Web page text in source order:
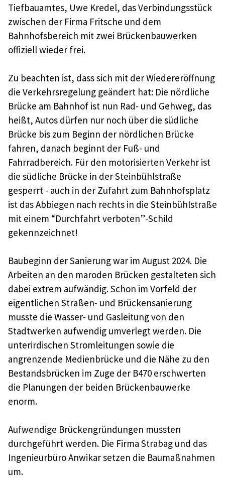
Tiefbauamtes, Uwe Kredel, das Verbindungsstück
zwischen der Firma Fritsche und dem
Bahnhofsbereich mit zwei Brückenbauwerken
offiziell wieder frei.
Zu beachten ist, dass sich mit der Wiedereröffnung
die Verkehrsregelung geändert hat: Die nördliche
Brücke am Bahnhof ist nun Rad- und Gehweg, das
heißt, Autos dürfen nur noch über die südliche
Brücke bis zum Beginn der nördlichen Brücke
fahren, danach beginnt der Fuß- und
Fahrradbereich. Für den motorisierten Verkehr ist
die südliche Brücke in der Steinbühlstraße
gesperrt - auch in der Zufahrt zum Bahnhofsplatz
ist das Abbiegen nach rechts in die Steinbühlstraße
mit einem “Durchfahrt verboten”-Schild
gekennzeichnet!
Baubeginn der Sanierung war im August 2024. Die
Arbeiten an den maroden Brücken gestalteten sich
dabei extrem aufwändig. Schon im Vorfeld der
eigentlichen Straßen- und Brückensanierung
musste die Wasser- und Gasleitung von den
Stadtwerken aufwendig umverlegt werden. Die
unterirdischen Stromleitungen sowie die
angrenzende Medienbrücke und die Nähe zu den
Bestandsbrücken im Zuge der B470 erschwerten
die Planungen der beiden Brückenbauwerke
enorm.
Aufwendige Brückengründungen mussten
durchgeführt werden. Die Firma Strabag und das
Ingenieurbüro Anwikar setzen die Baumaßnahmen
um.